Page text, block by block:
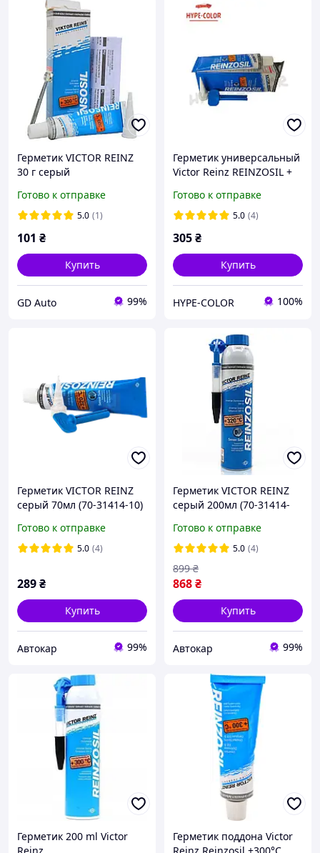
Герметик VICTOR REINZ
30 г серый
Готово к отправке
5.0 (1)
101 ₴
Купить
GD Auto 99%
Герметик универсальный
Victor Reinz REINZOSIL +
Готово к отправке
5.0 (4)
305₴
Купить
HYPE-COLOR 100%
Герметик VICTOR REINZ
серый 70мл (70-31414-10)
Готово к отправке
5.0 (4)
289₴
Купить
Автокар 99%
Герметик VICTOR REINZ
серый 200мл (70-31414-
Готово к отправке
5.0 (4)
868₴
899 ₴
Купить
Автокар 99%
Герметик 200 ml Victor
Герметик поддона Victor